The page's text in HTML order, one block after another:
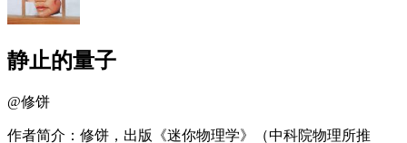
静止的量子
@修饼
作者简介：修饼，出版《迷你物理学》（中科院物理所推